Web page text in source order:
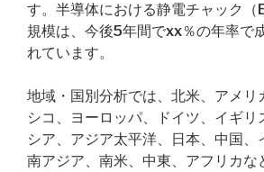
す。半導体における静電チャック（
規模は、今後5年間でxx％の年率で
れています。
地域・国別分析では、北米、アメリ
シコ、ヨーロッパ、ドイツ、イギリ
シア、アジア太平洋、日本、中国、
南アジア、南米、中東、アフリカな